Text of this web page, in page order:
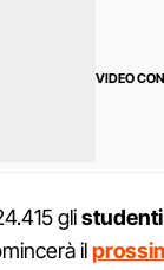
VIDEO
glistudenti
il